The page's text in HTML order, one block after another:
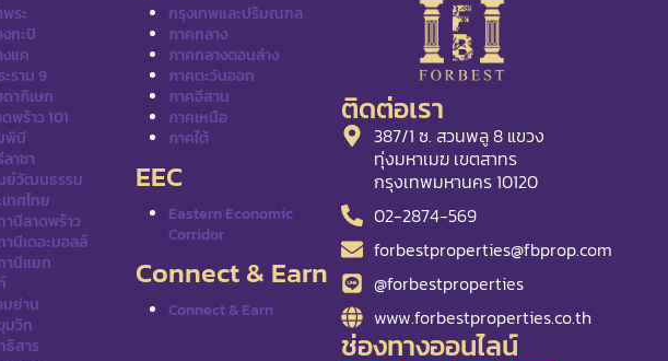
ระ
กะปิ
งแค
ราม 9
ดาภิเษก
พร้าว 101
พินี
าซา
ย์วัฒนธรรม
ทศไทย
านีลาดพร้าว
านีเดอะมอลล์
านีแยก
มย่าน
มวิท
ธิสาร
กรุงเทพและปริมณฑล
ภาคกลาง
ภาคกลางตอนล่าง
ภาคตะวันออก
ภาคอีสาน
ภาคเหนือ
ภาคใต้
EEC
Eastern Economic
Corridor
Connect & Earn
Connect & Earn
ติดต่อเรา
387/1 ซ. สวนพลู 8 แขวง
ทุ่งมหาเมฆ เขตสาทร
กรุงเทพมหานคร 10120
02-2874-569
forbestproperties@fbprop.com
@forbestproperties
www.forbestproperties.co.th
ช่องทางออนไลน์